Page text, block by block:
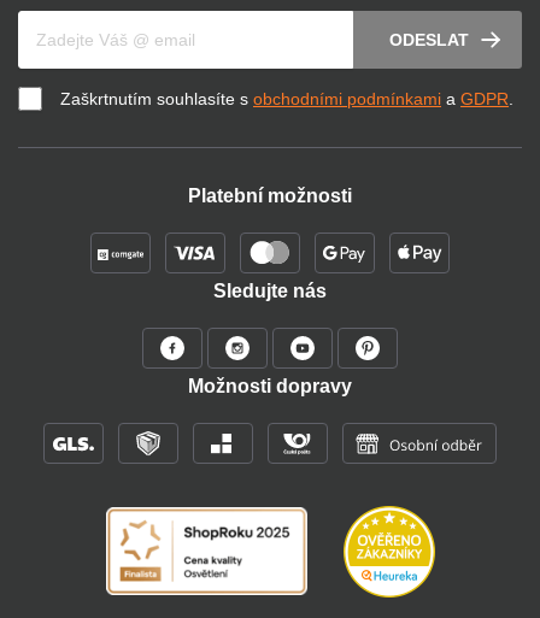
ODESLAT
Zaškrtnutím souhlasíte s obchodními podmínkami a GDPR
Platební možnosti
Sledujte nás
Možnosti dopravy